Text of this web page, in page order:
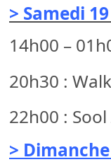
> Samedi
14h00 –
20h30 :
22h00 :
>